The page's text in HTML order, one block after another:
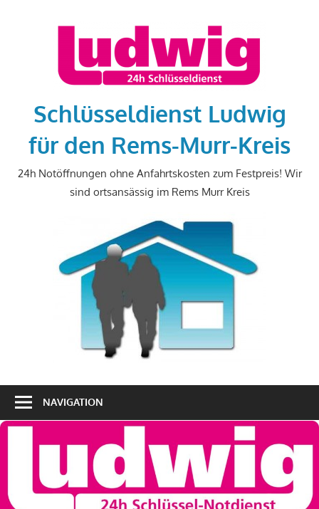
Schlüsseldienst Ludwig
für den Rems-Murr-Kreis
24h Notöffnungen ohne Anfahrtskosten zum Festpreis! Wir
sind ortsansässig im Rems Murr Kreis
NAVIGATION